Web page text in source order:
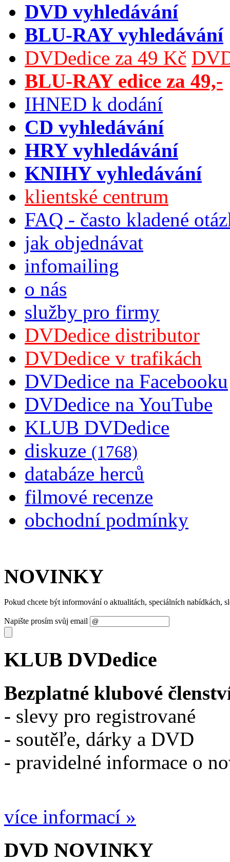
DVD vyhledávání
BLU-RAY vyhledávání
DVDedice za 49 Kč
BLU-RAY edice za 49,-
IHNED k dodání
CD vyhledávání
HRY vyhledávání
KNIHY vyhledávání
klientské centrum
FAQ - často kladené
jak objednávat
infomailing
o nás
služby pro firmy
DVDedice distributor
DVDedice v trafikách
DVDedice na Facebooku
DVDedice na YouTube
KLUB DVDedice
diskuze (1768)
databáze herců
filmové recenze
obchodní podmínky
NOVINKY
Pokud chcete být informování o aktualitách, speciálních nabídkách,
Napište prosím svůj email
KLUB DVDedice
Bezplatné klubové
- slevy pro registrované
- soutěľe, dárky a DVD
- pravidelné informace o
více informací »
DVD NOVINKY